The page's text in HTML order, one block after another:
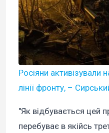
Росіяни активізували
лінії фронту, –
"Як відбувається цей
перебуває в якійсь